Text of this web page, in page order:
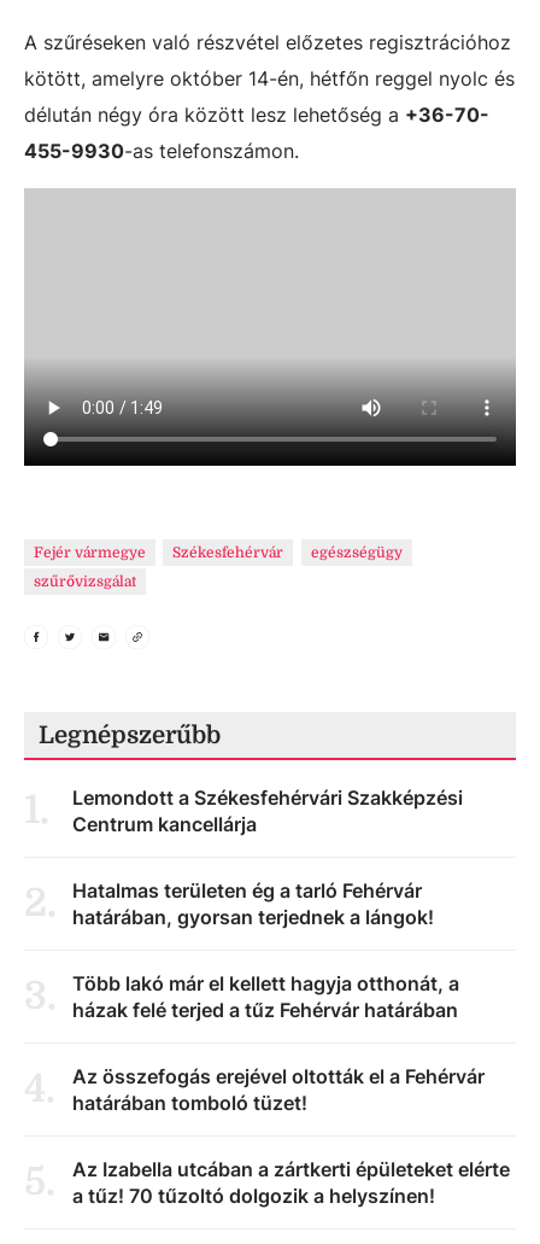
A szűréseken való részvétel előzetes regisztrációhoz
kötött, amelyre október 14-én, hétfőn reggel nyolc és
délután négy óra között lesz lehetőség a +36-70-
455-9930-as telefonszámon.
Fejér vármegye Székesfehérvár
egészségügy
szűrővizsgálat
Legnépszerűbb
1.
Lemondott a Székesfehérvári Szakképzési
Centrum kancellárja
2.
Hatalmas területen ég a tarló Fehérvár
határában, gyorsan terjednek a lángok!
3.
Több lakó már el kellett hagyja otthonát, a
házak felé terjed a tűz Fehérvár határában
4.
Az összefogás erejével oltották el a Fehérvár
határában tomboló tüzet!
5.
Az Izabella utcában a zártkerti épületeket elérte
a tűz! 70 tűzoltó dolgozik a helyszínen!